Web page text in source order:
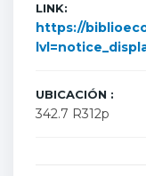
LINK:
https://
UBICACIÓN :
342.7 R312p